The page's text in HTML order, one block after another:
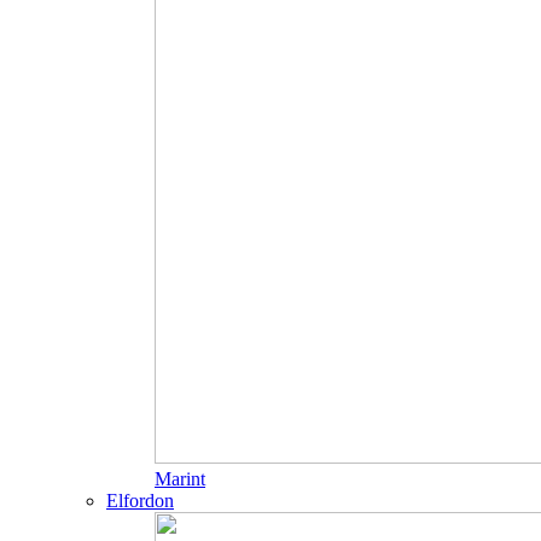
Marint
Elfordon